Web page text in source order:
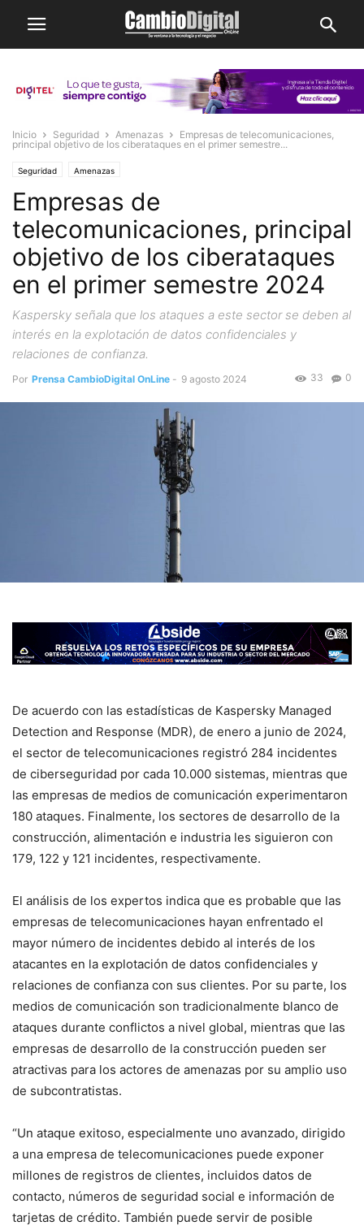
Inicio Seguridad Amenazas
Empresas de telecomunicaciones,
principal objetivo de los ciberataques en el primer semestre...
Seguridad Amenazas
Empresas de
telecomunicaciones, principal
objetivo de los ciberataques
en el primer semestre 2024
Kaspersky señala que los ataques a este sector se deben al
interés en la explotación de datos confidenciales y
relaciones de confianza.
Por Prensa CambioDigital OnLine - 9 agosto 2024 0
33
De acuerdo con las estadísticas de Kaspersky Managed
Detection and Response (MDR), de enero a junio de 2024,
el sector de telecomunicaciones registró 284 incidentes
de ciberseguridad por cada 10.000 sistemas, mientras que
las empresas de medios de comunicación experimentaron
180 ataques. Finalmente, los sectores de desarrollo de la
construcción, alimentación e industria les siguieron con
179, 122 y 121 incidentes, respectivamente.
El análisis de los expertos indica que es probable que las
empresas de telecomunicaciones hayan enfrentado el
mayor número de incidentes debido al interés de los
atacantes en la explotación de datos confidenciales y
relaciones de confianza con sus clientes. Por su parte, los
medios de comunicación son tradicionalmente blanco de
ataques durante conflictos a nivel global, mientras que las
empresas de desarrollo de la construcción pueden ser
atractivas para los actores de amenazas por su amplio uso
de subcontratistas.
“Un ataque exitoso, especialmente uno avanzado, dirigido
a una empresa de telecomunicaciones puede exponer
millones de registros de clientes, incluidos datos de
contacto, números de seguridad social e información de
tarjetas de crédito. También puede servir de posible